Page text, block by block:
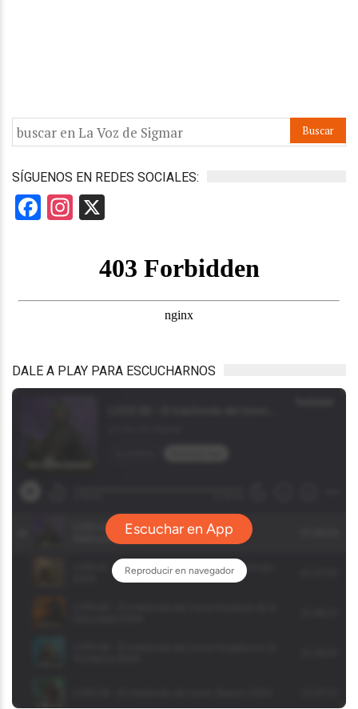
SÍGUENOS EN REDES SOCIALES:
Facebook
Instagram
DALE A PLAY PARA ESCUCHARNOS